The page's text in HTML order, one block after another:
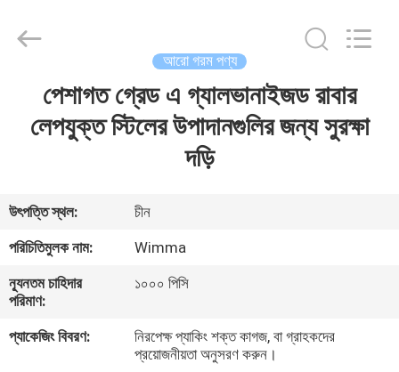
ভিডিও
আমাদের
সম্বন্ধে
Parts
আরো গরম পণ্য
পেশাগত গ্রেড এ গ্যালভানাইজড রাবার
লেপযুক্ত স্টিলের উপাদানগুলির জন্য সুরক্ষা
দড়ি
উৎপত্তি স্থল:
চীন
পরিচিতিমুলক নাম:
Wimma
ন্যূনতম চাহিদার
পরিমাণ:
১০০০ পিসি
প্যাকেজিং বিবরণ:
নিরপেক্ষ প্যাকিং শক্ত কাগজ, বা গ্রাহকদের
প্রয়োজনীয়তা অনুসরণ করুন।